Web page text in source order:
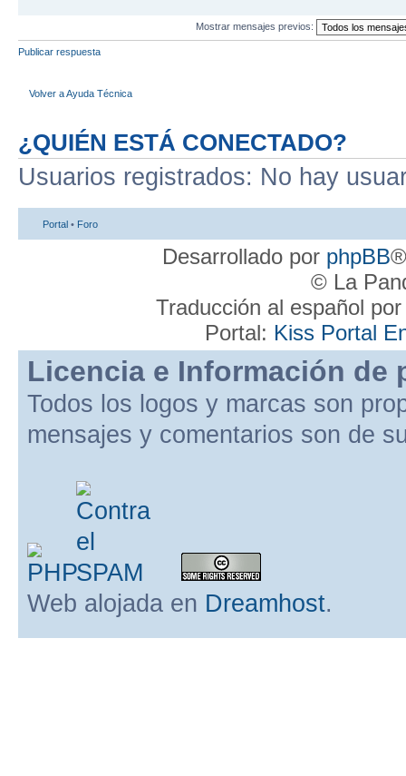
Mostrar mensajes previos:
Publicar respuesta
Volver a Ayuda Técnica
¿QUIÉN ESTÁ CONECTADO?
Usuarios registrados: No hay
Portal • Foro
Desarrollado por phpBB
© La
Traducción al español
Portal: Kiss Portal
Licencia e Información de
Todos los logos y marcas son
mensajes y comentarios son de
Web alojada en Dreamhost.